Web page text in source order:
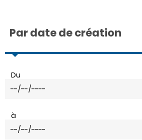
Par date de création
Du
à